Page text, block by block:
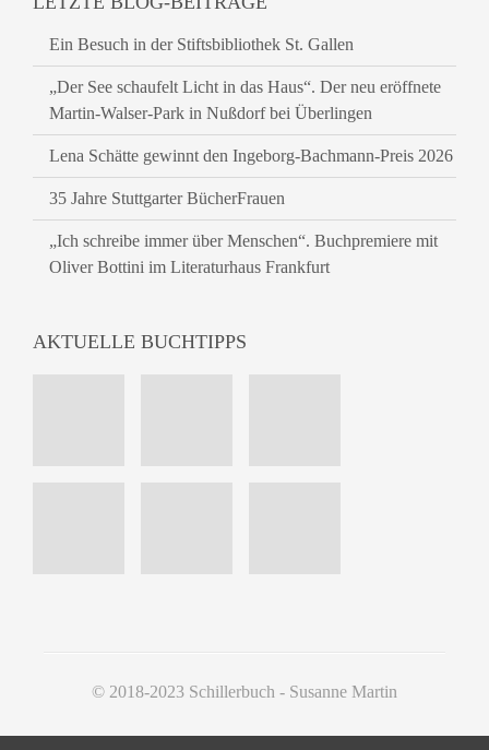
Ein Besuch in der Stiftsbibliothek St. Gallen
„Der See schaufelt Licht in das Haus“. Der neu eröffnete
Martin-Walser-Park in Nußdorf bei Überlingen
Lena Schätte gewinnt den Ingeborg-Bachmann-Preis 2026
35 Jahre Stuttgarter BücherFrauen
„Ich schreibe immer über Menschen“. Buchpremiere mit
Oliver Bottini im Literaturhaus Frankfurt
AKTUELLE BUCHTIPPS
© 2018-2023 Schillerbuch - Susanne Martin